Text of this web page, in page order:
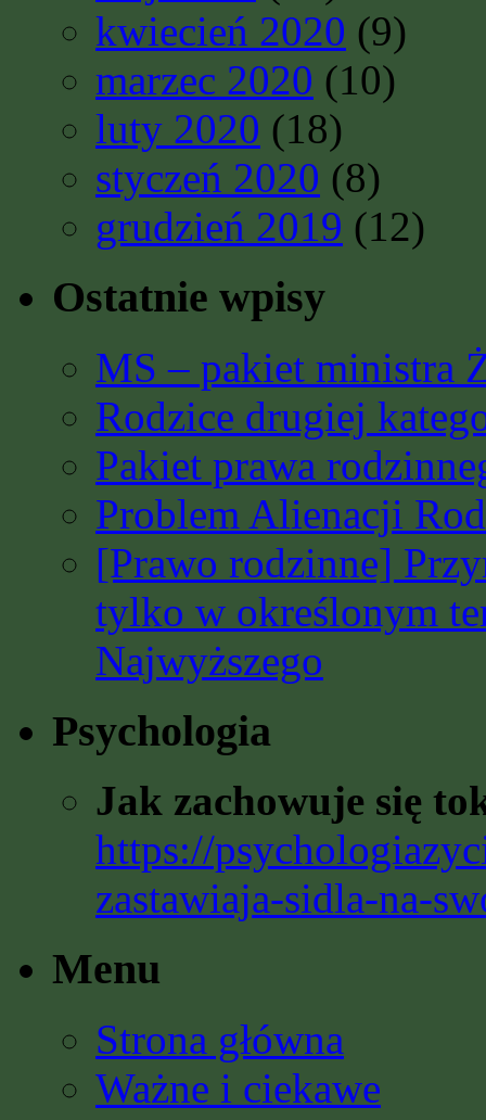
kwiecień 2020 (9)
marzec 2020 (10)
luty 2020 (18)
styczeń 2020 (8)
grudzień 2019 (12)
Ostatnie wpisy
MS – pakiet ministra
Rodzice drugiej
Pakiet prawa
Problem Alienacji
[Prawo rodzinne]
tylko w określonym
Najwyższego
Psychologia
Jak zachowuje się
https://
zastawiaja-sidla-na-
Menu
Strona główna
Ważne i ciekawe